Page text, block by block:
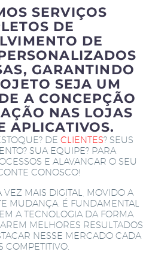
SERVIÇOS
DE
DE
GARANTINDO
SEJA UM
A CONCEPÇÃO
NAS LOJAS
APLICATIVOS.
DE CLIENTES? SEUS
SUA EQUIPE? PARA
E ALAVANCAR O SEU
CONOSCO!
MAIS DIGITAL, MOVIDO A
MUDANÇA, É FUNDAMENTAL
A TECNOLOGIA DA FORMA
MELHORES RESULTADOS
NESSE MERCADO CADA
COMPETITIVO.